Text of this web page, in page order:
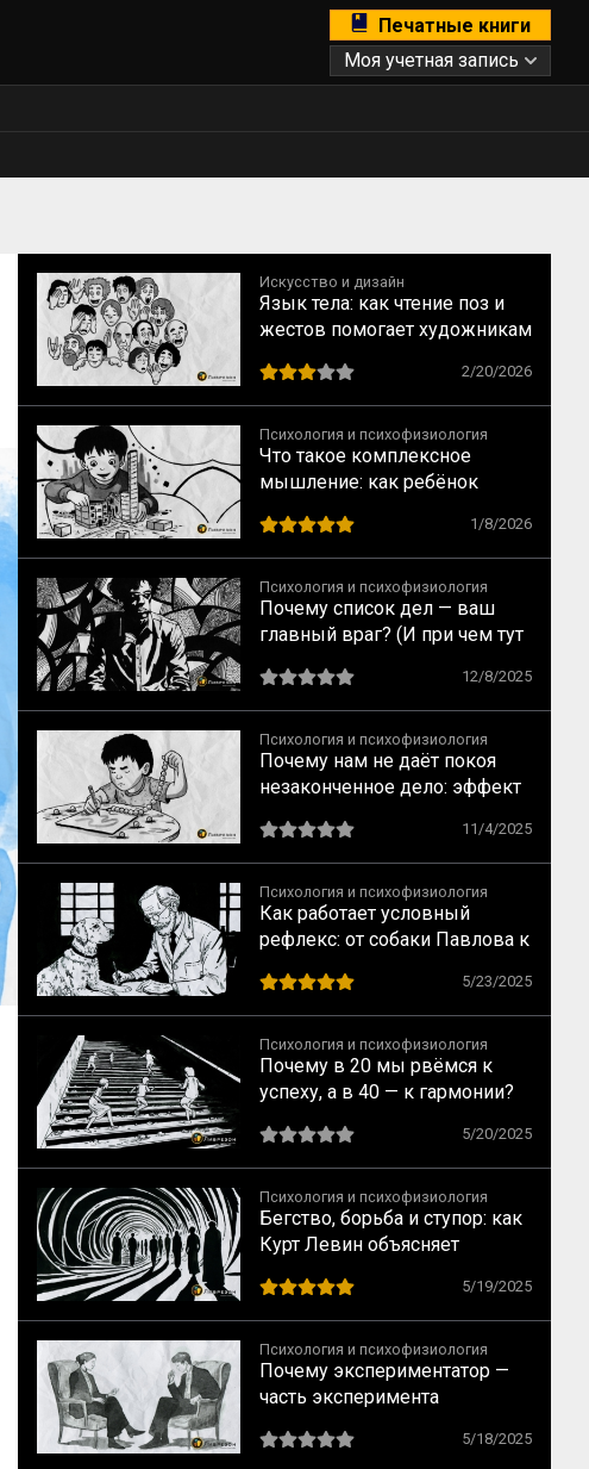
Печатные книги
Моя учетная запись
Искусство и дизайн
Язык тела: как чтение поз и
жестов помогает художникам
слов
2/20/2026
Психология и психофизиология
Что такое комплексное
мышление: как ребёнок
понятиям по Выготскому1/8/2026
Психология и психофизиология
Почему список дел — ваш
главный враг? (И при чем тут
12/8/2025
Психология и психофизиология
Почему нам не даёт покоя
незаконченное дело: эффект
Курту Левину
11/4/2025
Психология и психофизиология
Как работает условный
рефлекс: от собаки Павлова к
5/23/2025
Психология и психофизиология
Почему в 20 мы рвёмся к
успеху, а в 40 — к гармонии?
желания
5/20/2025
Психология и психофизиология
Бегство, борьба и ступор: как
Курт Левин объясняет
жизни
5/19/2025
Психология и психофизиология
Почему экспериментатор —
часть эксперимента
5/18/2025